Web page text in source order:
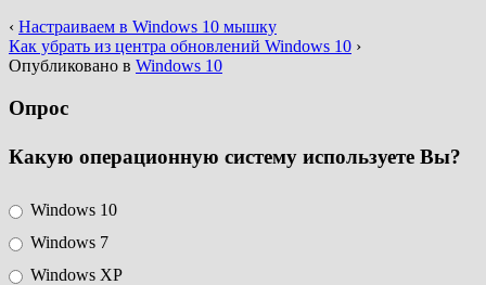
‹ Настраиваем в Windows 10 мышку
Как убрать из центра обновлений Windows 10 ›
Опубликовано в Windows 10
Опрос
Какую операционную систему используете Вы?
Windows 10
Windows 7
Windows XP